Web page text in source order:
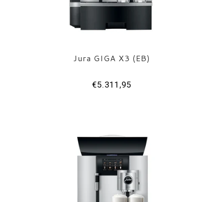
Jura GIGA X3 (EB)
€5.311,95